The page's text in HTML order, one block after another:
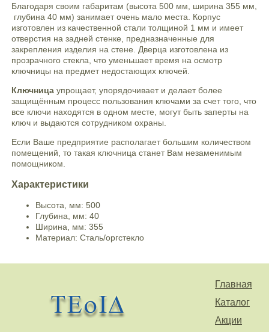
Благодаря своим габаритам (высота 500 мм, ширина 355 мм,
глубина 40 мм) занимает очень мало места. Корпус
изготовлен из качественной стали толщиной 1 мм и имеет
отверстия на задней стенке, предназначенные для
закрепления изделия на стене. Дверца изготовлена из
прозрачного стекла, что уменьшает время на осмотр
ключницы на предмет недостающих ключей.
Ключница упрощает, упорядочивает и делает более
защищённым процесс пользования ключами за счет того, что
все ключи находятся в одном месте, могут быть заперты на
ключ и выдаются сотрудником охраны.
Если Ваше предприятие располагает большим количеством
помещений, то такая ключница станет Вам незаменимым
помощником.
Характеристики
Высота, мм: 500
Глубина, мм: 40
Ширина, мм: 355
Материал: Сталь/оргстекло
Главная
Каталог
Акции